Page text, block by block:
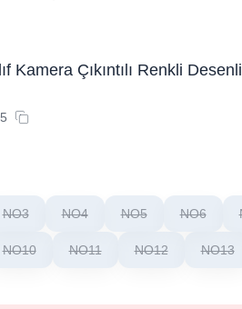
Kamera Çıkıntılı Renkli
NO3 NO4 NO5 NO6
NO10 NO11 NO12 NO13